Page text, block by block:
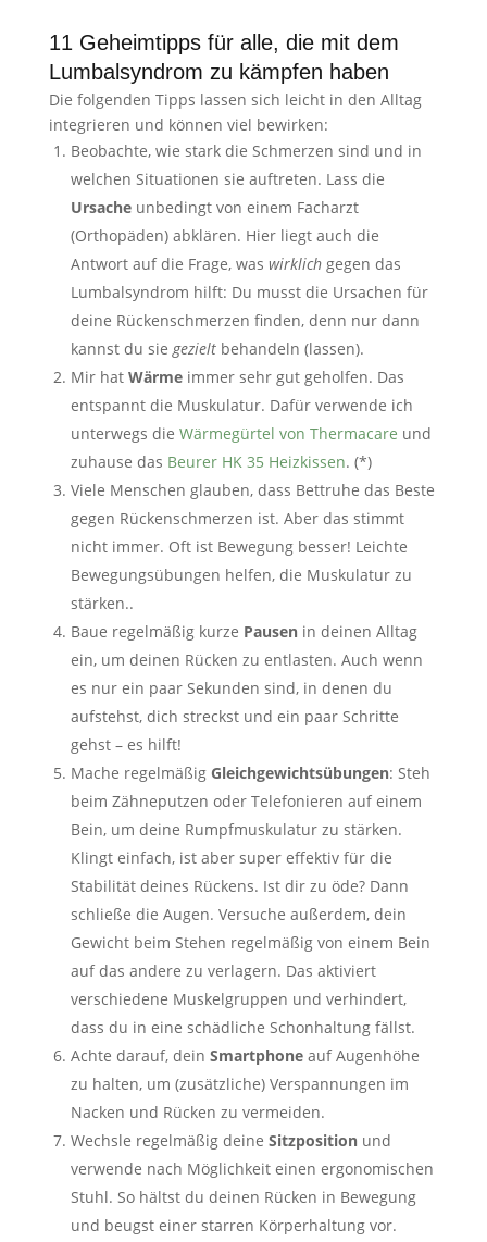
11 Geheimtipps für alle, die mit dem
Lumbalsyndrom zu kämpfen haben
Die folgenden Tipps lassen sich leicht in den Alltag
integrieren und können viel bewirken:
Beobachte, wie stark die Schmerzen sind und in
welchen Situationen sie auftreten. Lass die
Ursacheunbedingt von einem Facharzt
(Orthopäden) abklären. Hier liegt auch die
Antwort auf die Frage, was wirklichgegen das
Lumbalsyndrom hilft: Du musst die Ursachen für
deine Rückenschmerzen finden, denn nur dann
kannst du siegezieltbehandeln (lassen).
Mir hat Wärmeimmer sehr gut geholfen. Das
entspannt die Muskulatur. Dafür verwende ich
unterwegs die Wärmegürtel von Thermacare und
zuhause das Beurer HK 35 Heizkissen. (*)
Viele Menschen glauben, dass Bettruhe das Beste
gegen Rückenschmerzen ist. Aber das stimmt
nicht immer. Oft ist Bewegung besser! Leichte
Bewegungsübungen helfen, die Muskulatur zu
stärken..
Baue regelmäßig kurze Pausenin deinen Alltag
ein, um deinen Rücken zu entlasten. Auch wenn
es nur ein paar Sekunden sind, in denen du
aufstehst, dich streckst und ein paar Schritte
gehst – es hilft!
Mache regelmäßig Gleichgewichtsübungen: Steh
beim Zähneputzen oder Telefonieren auf einem
Bein, um deine Rumpfmuskulatur zu stärken.
Klingt einfach, ist aber super effektiv für die
Stabilität deines Rückens. Ist dir zu öde? Dann
schließe die Augen. Versuche außerdem, dein
Gewicht beim Stehen regelmäßig von einem Bein
auf das andere zu verlagern. Das aktiviert
verschiedene Muskelgruppen und verhindert,
dass du in eine schädliche Schonhaltung fällst.
Achte darauf, dein Smartphoneauf Augenhöhe
zu halten, um (zusätzliche) Verspannungen im
Nacken und Rücken zu vermeiden.
Wechsle regelmäßig deine Sitzpositionund
verwende nach Möglichkeit einen ergonomischen
Stuhl. So hältst du deinen Rücken in Bewegung
und beugst einer starren Körperhaltung vor.